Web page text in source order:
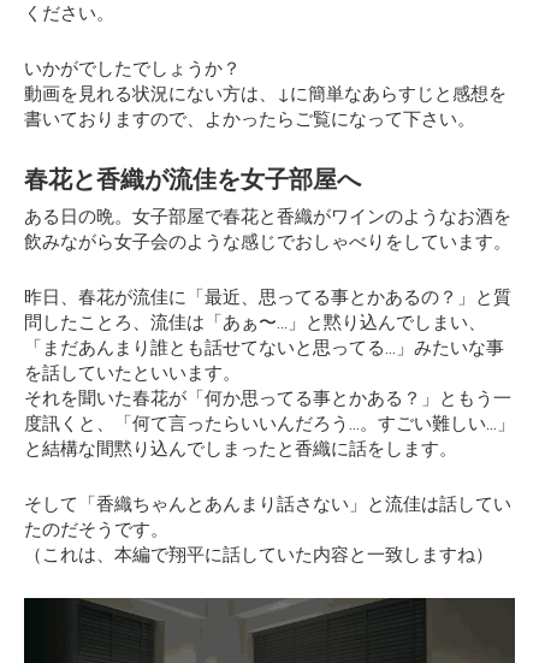
ください。
いかがでしたでしょうか？
動画を見れる状況にない方は、↓に簡単なあらすじと感想を
書いておりますので、よかったらご覧になって下さい。
春花と香織が流佳を女子部屋へ
ある日の晩。女子部屋で春花と香織がワインのようなお酒を
飲みながら女子会のような感じでおしゃべりをしています。
昨日、春花が流佳に 「最近、思ってる事とかあるの？」
と質
問したことろ、流佳は「あぁ〜…」と黙り込んでしまい、
「まだあんまり誰とも話せてないと思ってる…」 みたいな事
を話していたといいます。
それを聞いた春花が 「何か思ってる事とかある？」
ともう一
度訊くと、
「何て言ったらいいんだろう…。すごい難しい…」
と結構な間黙り込んでしまったと香織に話をします。
そして 「香織ちゃんとあんまり話さない」
と流佳は話してい
たのだそうです。
（これは、本編で翔平に話していた内容と一致しますね）